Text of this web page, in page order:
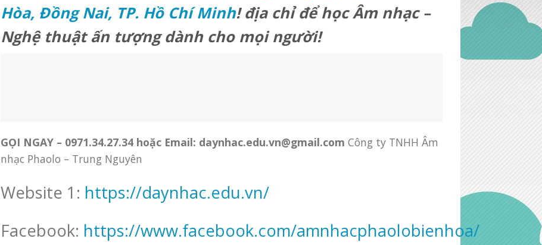
Hòa, Đồng Nai, TP. Hồ Chí Minh!địa chỉ để học Âm nhạc –
Nghệ thuật ấn tượng dành cho mọi người!
GỌI NGAY – 0971.34.27.34 hoặc Email: daynhac.edu.vn@gmail.com Công ty TNHH Âm
nhạc Phaolo – Trung Nguyên
Website 1: https://daynhac.edu.vn/
Facebook: https://www.facebook.com/amnhacphaolobienhoa/